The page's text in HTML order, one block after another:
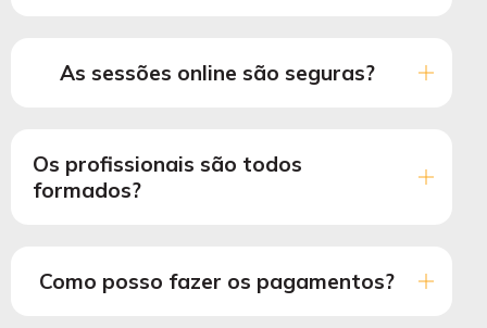
As sessões online são seguras?
Os profissionais são todos
formados?
Como posso fazer os pagamentos?